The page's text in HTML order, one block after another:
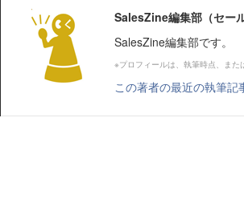
SalesZine編集部（セー
SalesZine編集部です。
※プロフィールは、執筆時点、ま
この著者の最近の執筆記